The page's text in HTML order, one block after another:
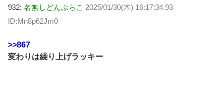
932: 名無しどんぶらこ 2025/01/30(木) 16:17:34.93
ID:Mn8p62Jm0
>>867
変わりは繰り上げラッキー